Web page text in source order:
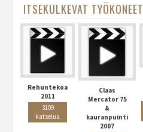
ITSEKULKEVAT TYÖKONEET
Rehuntekoa
2011
3109
katselua
Claas
Mercator 75
&
kauranpuinti
2007